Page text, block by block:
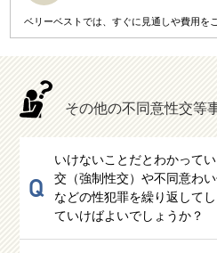
ベリーベストでは、すぐに見通しや費用を
その他の不同意性交等
Q
いけないことだとわかって
交（強制性交）や不同意わ
などの性犯罪を繰り返して
ていけばよいでしょうか？